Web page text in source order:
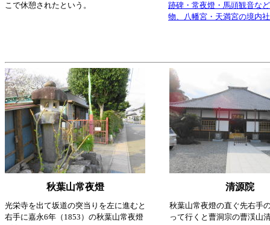
こで休憩されたという。
跡碑・常夜燈・馬頭観音な
物、八幡宮・天満宮の境内
秋葉山常夜燈 清源院
光栄寺を出て坂道の突当りを左に進むと
右手に嘉永6年（1853）の秋葉山常夜燈
秋葉山常夜燈の直ぐ先右手
って行くと曹洞宗の曹渓山